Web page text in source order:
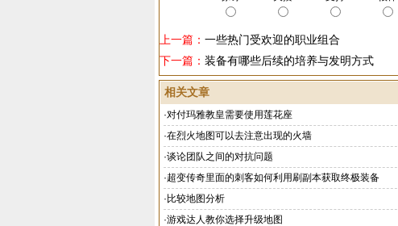
上一篇： 一些热门受欢迎的职业组合
下一篇： 装备有哪些后续的培养与发明方式
相关文章
·对付玛雅教皇需要使用莲花座
·在烈火地图可以去注意出现的火墙
·谈论团队之间的对抗问题
·超变传奇里面的刺客如何利用刷副本获取终极装备
· 比较地图分析
·游戏达人教你选择升级地图